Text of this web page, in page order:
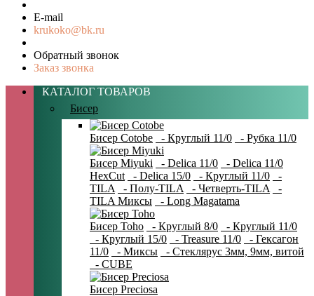
E-mail
krukoko@bk.ru
Обратный звонок
Заказ звонка
КАТАЛОГ ТОВАРОВ
Бисер
Бисер Cotobe - Круглый 11/0 - Рубка 11/0
Бисер Miyuki - Delica 11/0
- Delica 11/0
HexCut
- Delica 15/0 - Круглый 11/0
-
TILA
- Полу-TILA - Четверть-TILA
-
TILA Миксы
- Long Magatama
Бисер Toho - Круглый 8/0
- Круглый 11/0
- Круглый 15/0
- Treasure 11/0
- Гексагон
11/0
- Миксы
- Стеклярус 3мм, 9мм, витой
- CUBE
Бисер Preciosa